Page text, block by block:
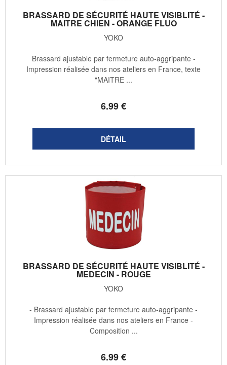
BRASSARD DE SÉCURITÉ HAUTE VISIBLITÉ -
MAITRE CHIEN - ORANGE FLUO
YOKO
6.99€
Brassard ajustable par fermeture auto-aggripante -
Impression réalisée dans nos ateliers en France, texte
"MAITRE ...
BRASSARD DE SÉCURITÉ HAUTE VISIBLITÉ -
MEDECIN - ROUGE
YOKO
6.99€
- Brassard ajustable par fermeture auto-aggripante -
Impression réalisée dans nos ateliers en France -
Composition ...